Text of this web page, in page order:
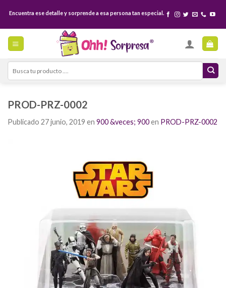
content
Encuentra ese detalle y sorprende a esa persona tan especial.
Search
for:
PROD-PRZ-0002
Publicado 27 junio, 2019 en 900 &veces; 900en PROD-PRZ-0002